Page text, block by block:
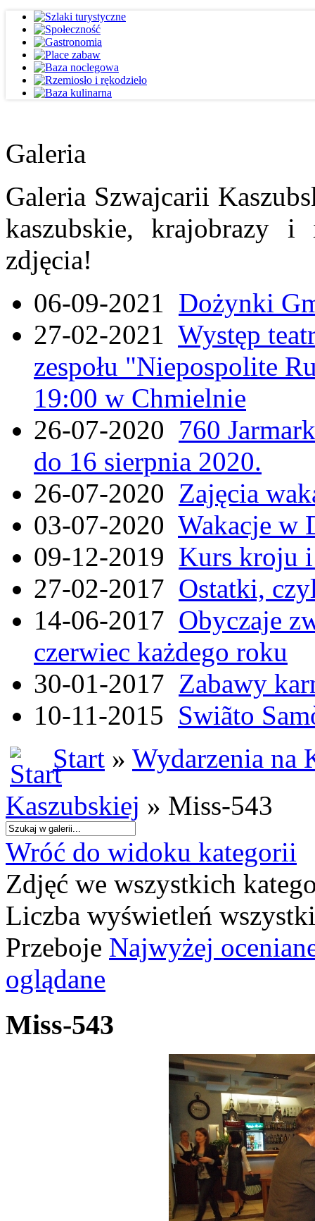
Galeria
Galeria Szwajcarii
kaszubskie, krajobrazy
zdjęcia!
06-09-2021 Dożynki
27-02-2021 Występ
zespołu "Niepospolite
19:00 w Chmielnie
26-07-2020 760
do 16 sierpnia 2020.
26-07-2020 Zajęcia
03-07-2020 Wakacje w
09-12-2019 Kurs kroju i
27-02-2017 Ostatki,
14-06-2017 Obyczaje
czerwiec każdego roku
30-01-2017 Zabawy
10-11-2015 Swiãto
Start » Wydarzenia na
Kaszubskiej » Miss-543
Wróć do widoku kategorii
Zdjęć we wszystkich
Liczba wyświetleń
Przeboje Najwyżej
oglądane
Miss-543